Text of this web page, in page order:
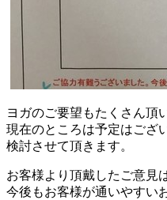
ヨガのご要望もたくさん頂
現在のところは予定はござ
検討させて頂きます。
お客様より頂戴したご意見
今後もお客様が通いやすい